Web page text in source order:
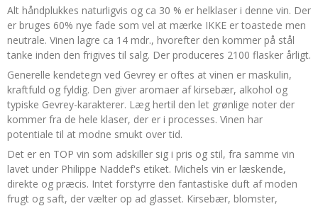
Alt håndplukkes naturligvis og ca 30 % er helklaser i denne vin. Der
er bruges 60% nye fade som vel at mærke IKKE er toastede men
neutrale. Vinen lagre ca 14 mdr., hvorefter den kommer på stål
tanke inden den frigives til salg. Der produceres 2100 flasker årligt.
Generelle kendetegn ved Gevrey er oftes at vinen er maskulin,
kraftfuld og fyldig. Den giver aromaer af kirsebær, alkohol og
typiske Gevrey-karakterer. Læg hertil den let grønlige noter der
kommer fra de hele klaser, der er i processes. Vinen har
potentiale til at modne smukt over tid.
Det er en TOP vin som adskiller sig i pris og stil, fra samme vin
lavet under Philippe Naddef's etiket. Michels vin er læskende,
direkte og præcis. Intet forstyrre den fantastiske duft af moden
frugt og saft, der vælter op ad glasset. Kirsebær, blomster,